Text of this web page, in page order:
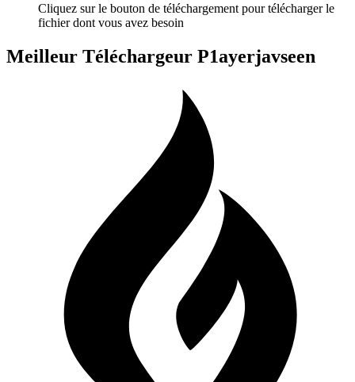
Cliquez sur le bouton de téléchargement pour télécharger le
fichier dont vous avez besoin
Meilleur Téléchargeur P1ayerjavseen